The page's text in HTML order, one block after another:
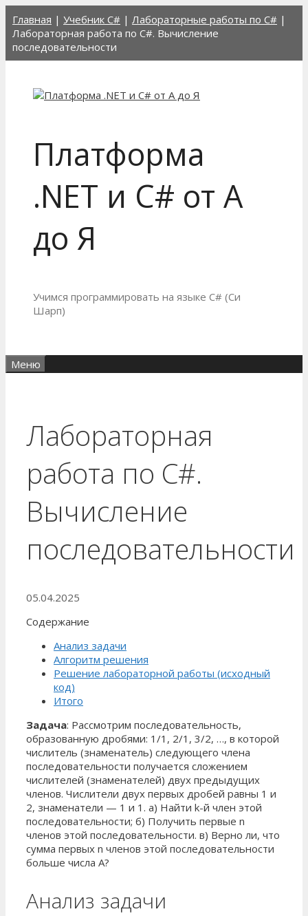
содержимому
Главная | Учебник C# | Лабораторные работы по C# |
Лабораторная работа по C#. Вычисление
последовательности
Платформа
.NET и C# от А
до Я
Учимся программировать на языке C# (Си
Шарп)
Меню
Лабораторная
работа по C#.
Вычисление
последовательности
05.04.2025
Содержание
Анализ задачи
Алгоритм решения
Решение лабораторной работы (исходный
код)
Итого
Задача: Рассмотрим последовательность,
образованную дробями: 1/1, 2/1, 3/2, …, в которой
числитель (знаменатель) следующего члена
последовательности получается сложением
числителей (знаменателей) двух предыдущих
членов. Числители двух первых дробей равны 1 и
2, знаменатели — 1 и 1. а) Найти k-й член этой
последовательности; б) Получить первые n
членов этой последовательности. в) Верно ли, что
сумма первых n членов этой последовательности
больше числа А?
Анализ задачи